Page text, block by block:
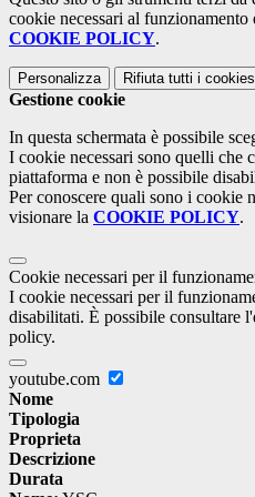
cookie necessari al
COOKIE POLICY.
Personalizza Rifiuta tutti i cookies
Gestione cookie
In questa schermata è possibile
I cookie necessari sono quelli che
piattaforma e non è possibile
Per conoscere quali sono i cookie
visionare la COOKIE POLICY.
Cookie necessari per il
I cookie necessari per il
disabilitati. È possibile consultare
policy.
youtube.com
Nome
Tipologia
Proprieta
Descrizione
Durata